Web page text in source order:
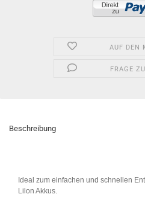
AUF DEN
FRAGE
Beschreibung
Ideal zum einfachen und schnellen
Lilon Akkus.